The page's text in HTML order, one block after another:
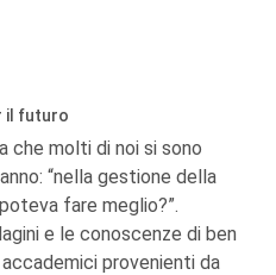
il futuro
che molti di noi si sono
“nella gestione della
fare meglio?”.
e le conoscenze di ben
provenienti da